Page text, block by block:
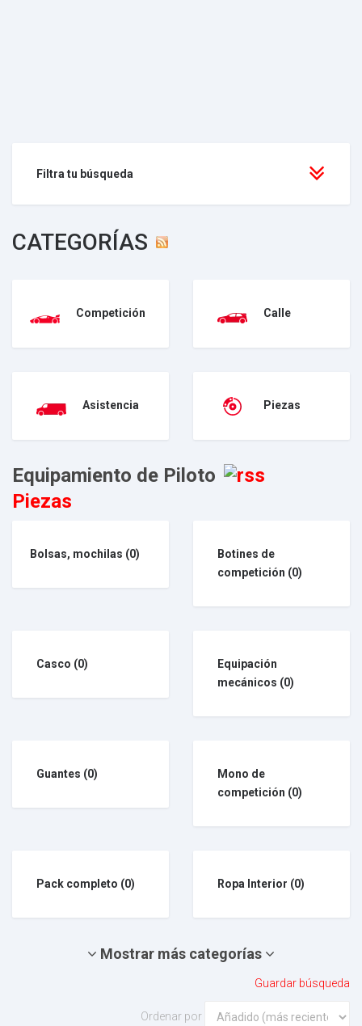
Filtra tu búsqueda
CATEGORÍAS
Competición Calle
Asistencia Piezas
Equipamiento de Piloto
Piezas
Bolsas, mochilas (0)
Botines de
competición (0)
Casco (0)
Equipación
mecánicos (0)
Guantes (0)
Mono de
competición (0)
Pack completo (0) Ropa Interior (0)
Mostrar más categorías
Guardar búsqueda
Ordenar por